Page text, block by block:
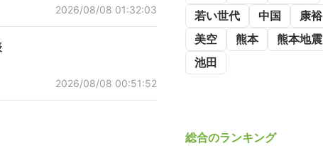
2026/08/08 01:32:03
2026/08/08 00:51:52
若い世代
中国 康裕
美空
熊本 熊本地震
池田
総合のランキング